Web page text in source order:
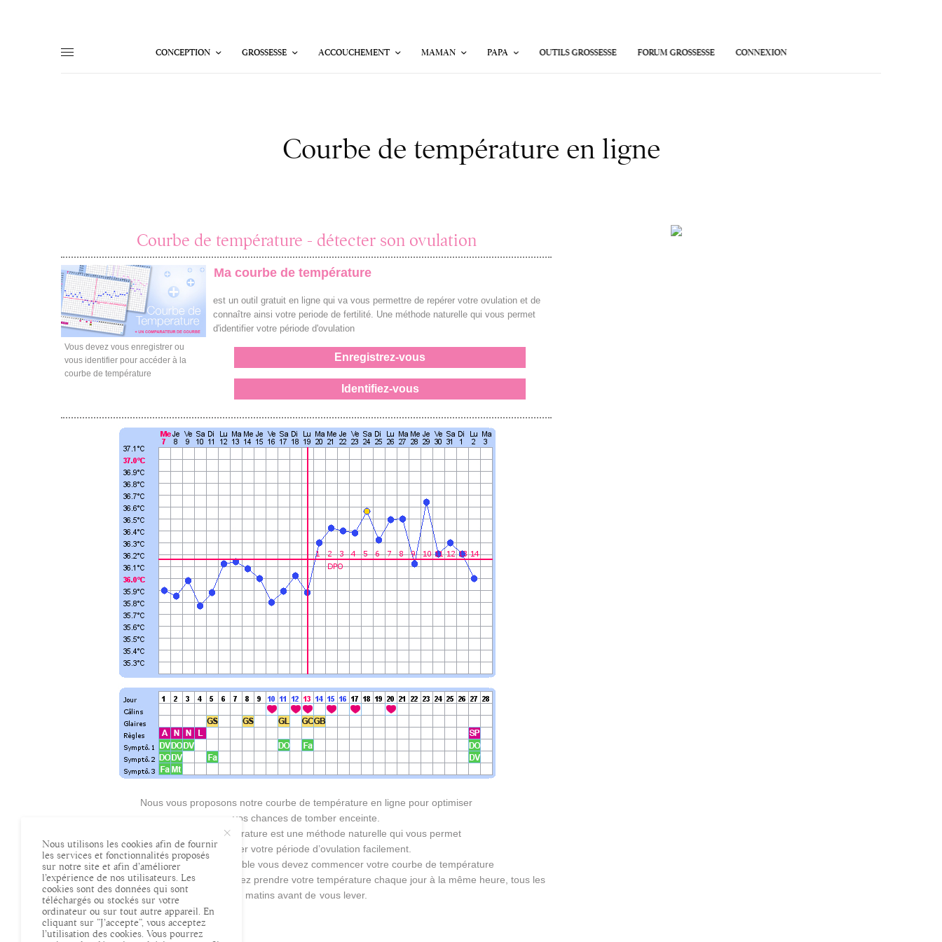
CONCEPTION GROSSESSE ACCOUCHEMENT MAMAN PAPA OUTILS GROSSESSE FORUM GROSSESSE CONNEXION
Courbe de température en ligne
Courbe de température - détecter son ovulation
Vous devez vous enregistrer ou
vous identifier pour accéder à la
courbe de température
Ma courbe de température
est un outil gratuit en ligne qui va vous permettre de repérer votre ovulation et de
connaître ainsi votre periode de fertilité. Une méthode naturelle qui vous permet
d'identifier votre période d'ovulation
Enregistrez-vous
Identifiez-vous
Nous vous proposons notre courbe de température en ligne pour optimiser
vos chances de tomber enceinte.
La courbe de température est une méthode naturelle qui vous permet
de repérer votre période d’ovulation facilement.
Pour réaliser une courbe fiable vous devez commencer votre courbe de température
le premier jour de vos règles. Vous devez prendre votre température chaque jour à la même heure, tous les
matins avant de vous lever.
Nous utilisons les cookies afin de fournir
les services et fonctionnalités proposés
sur notre site et afin d’améliorer
l’expérience de nos utilisateurs. Les
cookies sont des données qui sont
téléchargés ou stockés sur votre
ordinateur ou sur tout autre appareil. En
cliquant sur ”J’accepte”, vous acceptez
l’utilisation des cookies. Vous pourrez